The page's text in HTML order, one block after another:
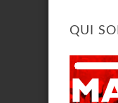
QUI